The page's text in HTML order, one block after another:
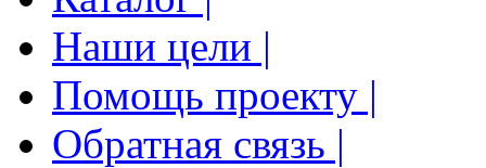
Наши цели |
Помощь проекту |
Обратная связь |